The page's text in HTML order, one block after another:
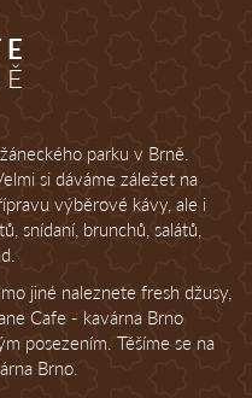
parku v Brně.
si dáváme záležet na
výběrové kávy, ale i
snídaní, brunchů, salátů,
jiné naleznete fresh džusy,
Cafe - kavárna Brno
posezením. Těšíme se na
Brno.